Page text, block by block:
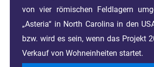
von vier römischen Feldlagern
„Asteria“ in North Carolina in den
bzw. wird es sein, wenn das Projekt
Verkauf von Wohneinheiten startet.